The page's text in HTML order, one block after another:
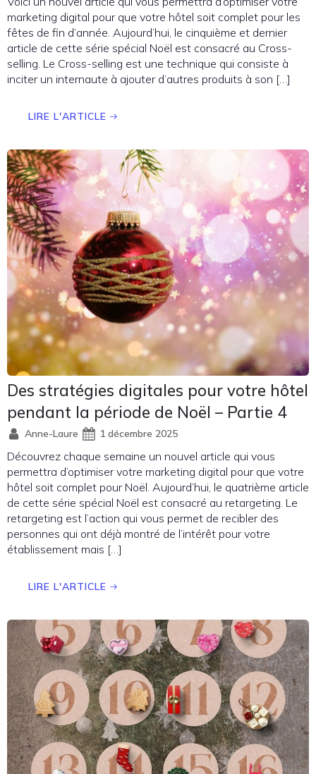
marketing digital pour que votre hôtel soit complet pour les
fêtes de fin d’année. Aujourd’hui, le cinquième et dernier
article de cette série spécial Noël est consacré au Cross-
selling. Le Cross-selling est une technique qui consiste à
inciter un internaute à ajouter d’autres produits à son […]
LIRE L'ARTICLE
Des stratégies digitales pour votre hôtel
pendant la période de Noël – Partie 4
Anne-Laure 1 décembre 2025
Découvrez chaque semaine un nouvel article qui vous
permettra d’optimiser votre marketing digital pour que votre
hôtel soit complet pour Noël. Aujourd’hui, le quatrième article
de cette série spécial Noël est consacré au retargeting. Le
retargeting est l’action qui vous permet de recibler des
personnes qui ont déjà montré de l’intérêt pour votre
établissement mais […]
LIRE L'ARTICLE